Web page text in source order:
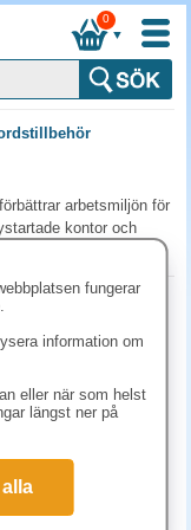
▼
0
arbetsmiljön för
kontor och
och pengar genom
i?
är basen.
Komplettera med
hur ordnat skrivbordet
längst livstid?
a box svart
fungerar
information om
eller när som helst
längst ner på